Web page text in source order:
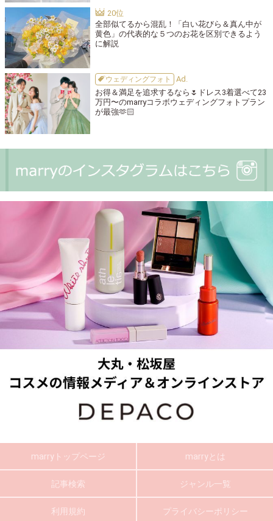
全部似てるから混乱！「白い花びら＆真ん中が
黄色」の代表的な５つのお花を区別できるよう
に解説
ウェディングフォト
お得＆満足を追求するなら🌷ドレス3着選べて23
万円〜のmarryコラボウェディングフォトプラン
が最強🫶🏻
marryトップページ marryとは
記事検索 ジャンル一覧
利用規約 プライバシーポリシー